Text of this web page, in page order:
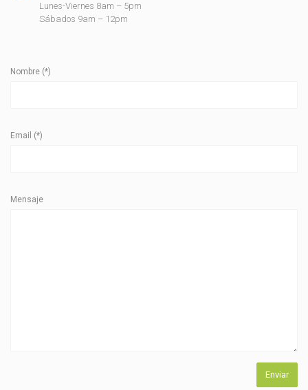
Lunes-Viernes 8am – 5pm
Sábados 9am – 12pm
Nombre (*)
Email (*)
Mensaje